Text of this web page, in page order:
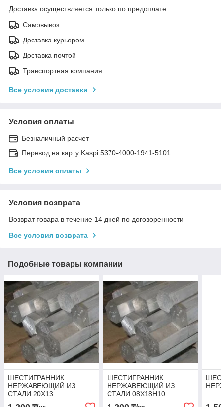
Доставка осуществляется только по предоплате.
Самовывоз
Доставка курьером
Доставка почтой
Транспортная компания
Все условия доставки
Условия оплаты
Безналичный расчет
Перевод на карту Kaspi 5370-4000-1941-5101
Все условия оплаты
Условия возврата
Возврат товара в течение 14 дней по договоренности
Все условия возврата
Подобные товары компании
ШЕСТИГРАННИК
НЕРЖАВЕЮЩИЙ ИЗ
СТАЛИ 20Х13
ШЕСТИГРАННИК
НЕРЖАВЕЮЩИЙ ИЗ
СТАЛИ 08Х18Н10